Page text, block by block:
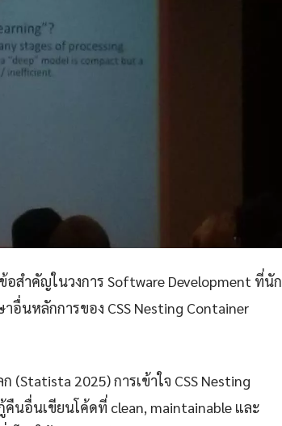
อสำคัญในวงการ Software Development ที่นัก
นหลักการของ CSS Nesting Container
2025) การเข้าใจ CSS Nesting
นอื่นเขียนโค้ดที่ clean, maintainable และ